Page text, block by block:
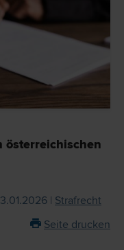
österreichischen
| Strafrecht
Seite drucken